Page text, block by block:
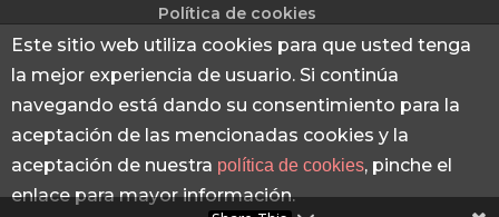
Política de cookies
© 2013 - 2026 Financiación e investigación
Captación de fondos para investigación e
innovación mediante proyectos Europeos -
SACSIS
Este sitio web utiliza cookies para que usted tenga
la mejor experiencia de usuario. Si continúa
navegando está dando su consentimiento para la
aceptación de las mencionadas cookies y la
aceptación de nuestra política de cookies, pinche el
enlace para mayor información.